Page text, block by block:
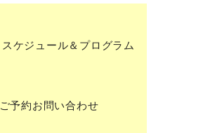
スケジュール＆プログラム
ご予約お問い合わせ